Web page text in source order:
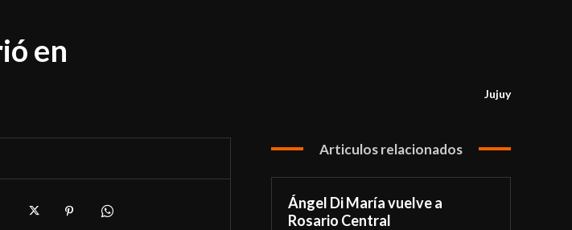
en
Jujuy
Articulos relacionados
Ángel Di María vuelve a
Rosario Central